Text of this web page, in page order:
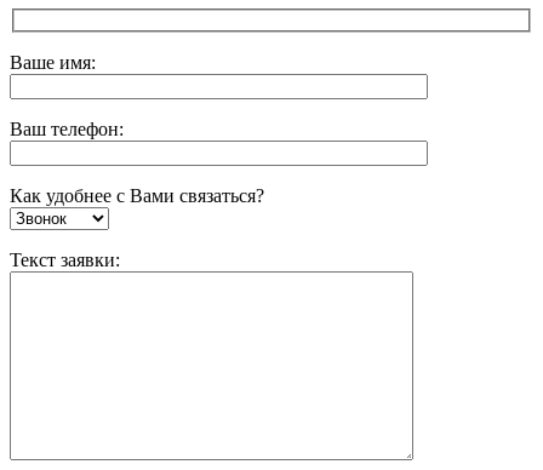
Ваше имя:
Ваш телефон:
Как удобнее с Вами связаться?
Текст заявки: